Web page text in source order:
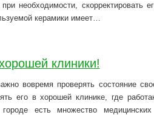
необходимости, скорректировать
керамики имеет…
клиники!
вовремя проверять состояние
его в хорошей клинике, где
есть множество медицинских